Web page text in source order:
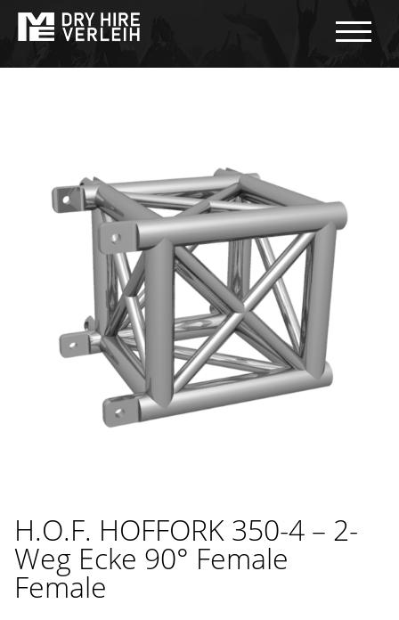
H.O.F. HOFFORK 350-4 – 2-
Weg Ecke 90° Female
Female